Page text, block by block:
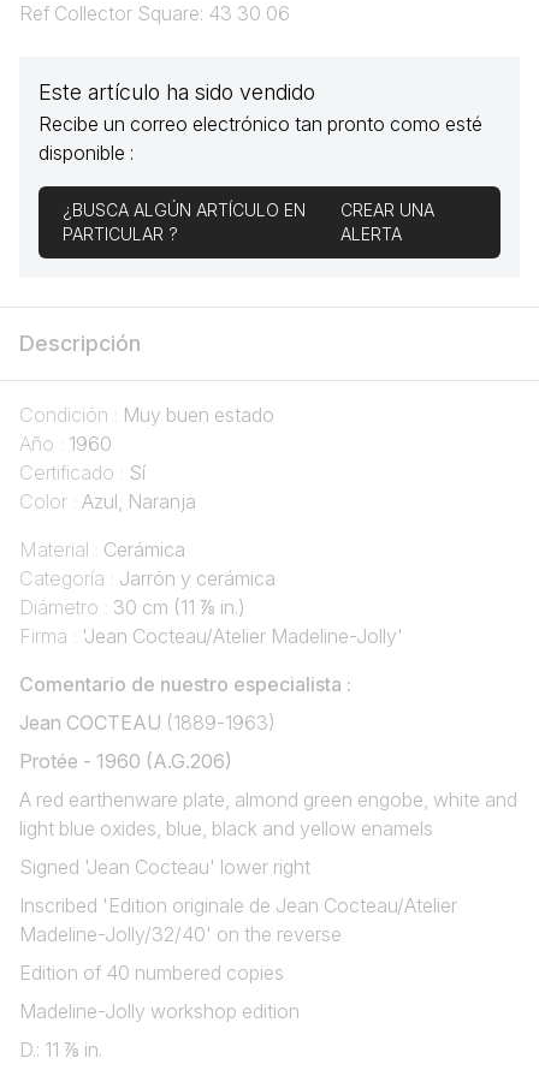
Ref Collector Square: 43 30 06
Este artículo ha sido vendido
Recibe un correo electrónico tan pronto como esté
disponible :
¿BUSCA ALGÚN ARTÍCULO EN
PARTICULAR ?
CREAR UNA
ALERTA
Descripción
Condición : Muy buen estado
Año : 1960
Certificado : Sí
Color : Azul, Naranja
Material : Cerámica
Categoría : Jarrón y cerámica
Diámetro : 30 cm (11 ⅞ in.)
Firma : 'Jean Cocteau/Atelier Madeline-Jolly'
Comentario de nuestro especialista :
Jean COCTEAU (1889-1963)
Protée - 1960 (A.G.206)
A red earthenware plate, almond green engobe, white and
light blue oxides, blue, black and yellow enamels
Signed 'Jean Cocteau' lower right
Inscribed 'Edition originale de Jean Cocteau/Atelier
Madeline-Jolly/32/40' on the reverse
Edition of 40 numbered copies
Madeline-Jolly workshop edition
D.: 11 ⅞ in.